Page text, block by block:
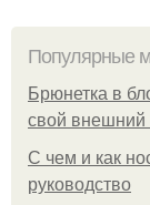
Популярные
Брюнетка в
свой внешний
С чем и как
руководство